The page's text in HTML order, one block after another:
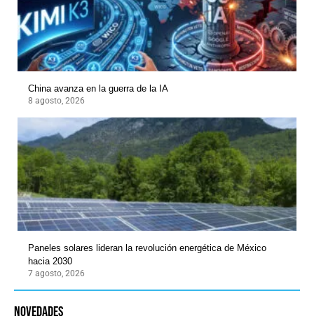
China avanza en la guerra de la IA
8 agosto, 2026
Paneles solares lideran la revolución energética de México
hacia 2030
7 agosto, 2026
novedades